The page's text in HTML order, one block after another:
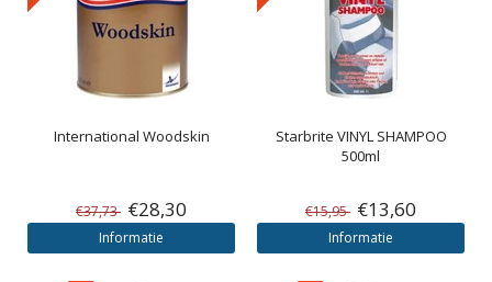
International Woodskin
€37,73 €28,30
Informatie
Starbrite VINYL SHAMPOO
500ml
€15,95 €13,60
Informatie